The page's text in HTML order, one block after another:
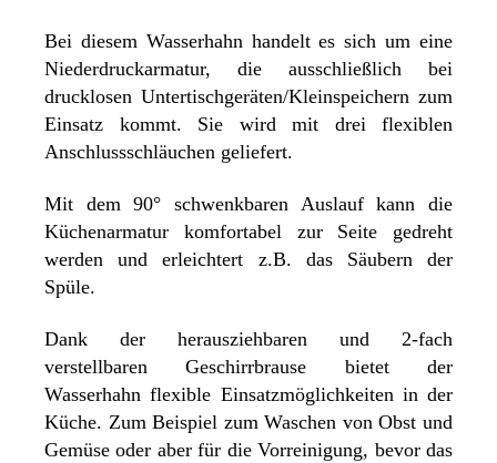
Bei diesem Wasserhahn handelt es sich um eine
Niederdruckarmatur, die ausschließlich bei
drucklosen Untertischgeräten/Kleinspeichern zum
Einsatz kommt. Sie wird mit drei flexiblen
Anschlussschläuchen geliefert.
Mit dem 90° schwenkbaren Auslauf kann die
Küchenarmatur komfortabel zur Seite gedreht
werden und erleichtert z.B. das Säubern der
Spüle.
Dank der herausziehbaren und 2-fach
verstellbaren Geschirrbrause bietet der
Wasserhahn flexible Einsatzmöglichkeiten in der
Küche. Zum Beispiel zum Waschen von Obst und
Gemüse oder aber für die Vorreinigung, bevor das